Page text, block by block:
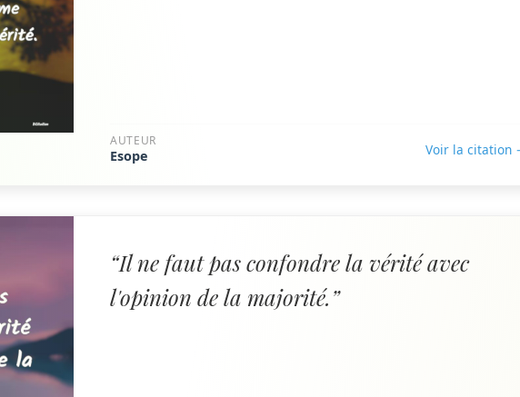
AUTEUR
Esope Voir la citation
“Il ne faut pas confondre la vérité avec
l'opinion de la majorité.”